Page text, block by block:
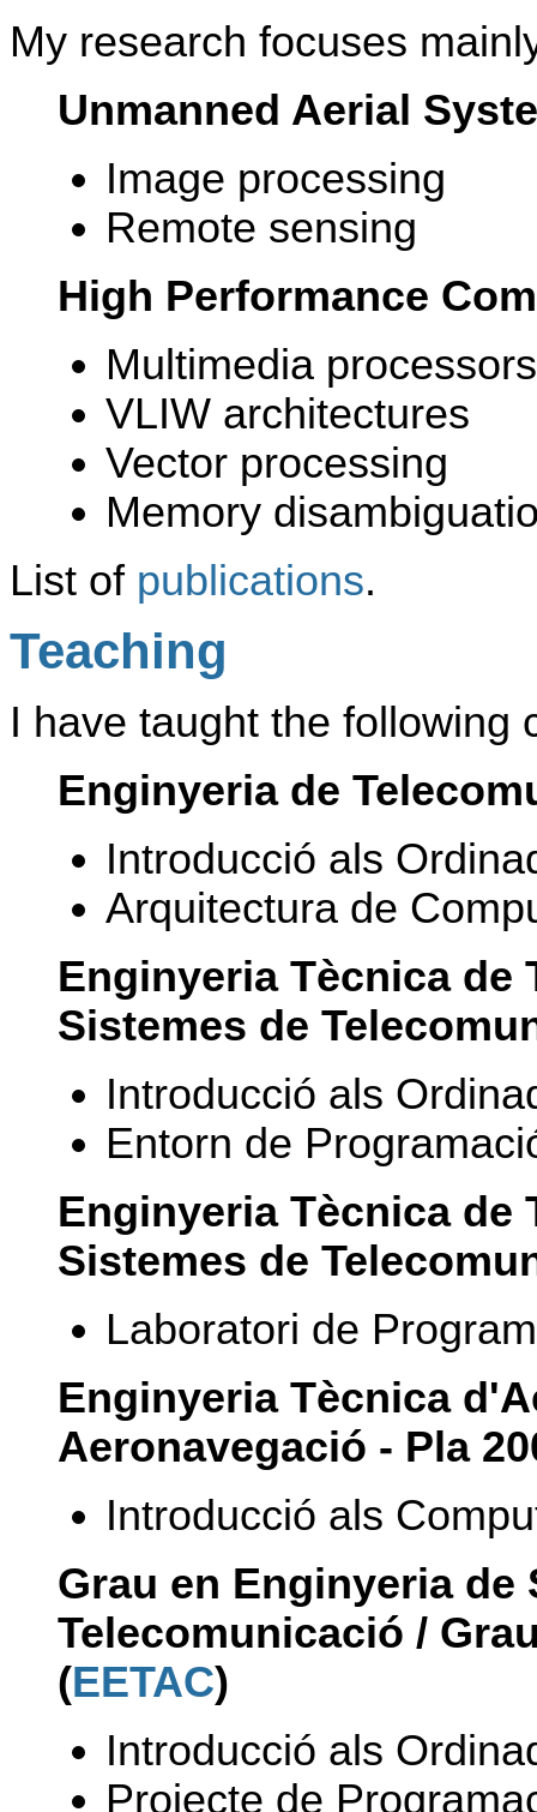
My research focuses
Unmanned Aerial
Image processing
Remote sensing
High Performance
Multimedia processors
VLIW architectures
Vector processing
Memory
List of publications.
Teaching
I have taught the following
Enginyeria de
Introducció als
Arquitectura de
Enginyeria Tècnica de
Sistemes de
Introducció als
Entorn de
Enginyeria Tècnica de
Sistemes de
Laboratori de
Enginyeria Tècnica
Aeronavegació - Pla
Introducció als
Grau en Enginyeria de
Telecomunicació /
(EETAC)
Introducció als
Projecte de